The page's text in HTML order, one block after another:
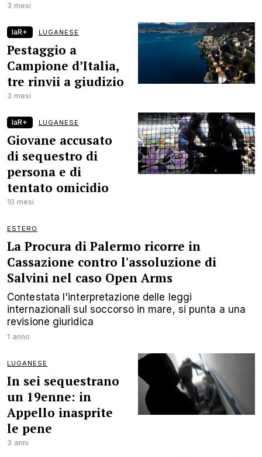
3 mesi
laR+ LUGANESE
Pestaggio a
Campione d’Italia,
tre rinvii a giudizio
3 mesi
laR+ LUGANESE
Giovane accusato
di sequestro di
persona e di
tentato omicidio
10 mesi
ESTERO
La Procura di Palermo ricorre in
Cassazione contro l'assoluzione di
Salvini nel caso Open Arms
Contestata l'interpretazione delle leggi
internazionali sul soccorso in mare, si punta a una
revisione giuridica
1 anno
LUGANESE
In sei sequestrano
un 19enne: in
Appello inasprite
le pene
3 anni